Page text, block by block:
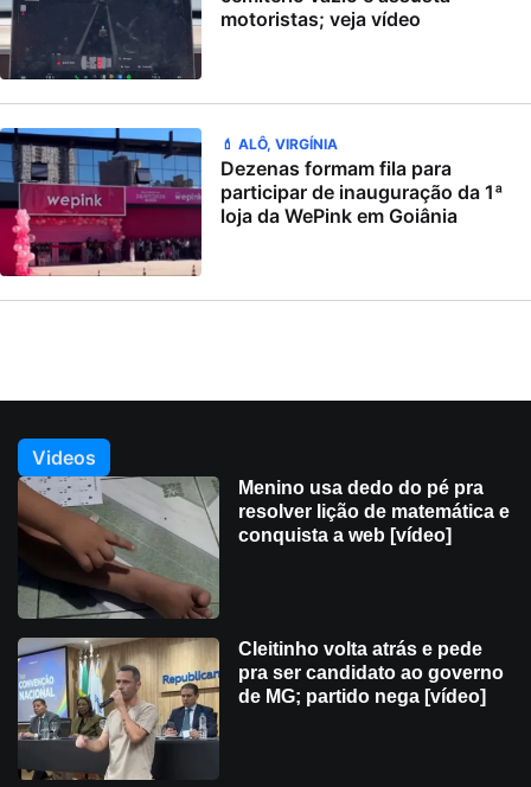
motoristas; veja vídeo
💄 ALÔ, VIRGÍNIA
Dezenas formam fila para
participar de inauguração da 1ª
loja da WePink em Goiânia
Videos
Menino usa dedo do pé pra
resolver lição de matemática e
conquista a web [vídeo]
Cleitinho volta atrás e pede
pra ser candidato ao governo
de MG; partido nega [vídeo]